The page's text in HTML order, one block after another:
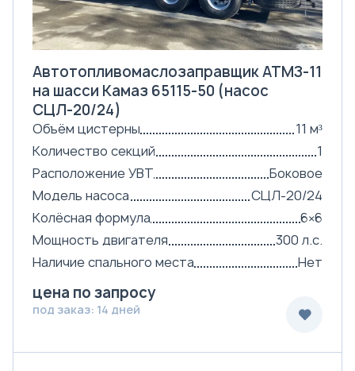
Автотопливомаслозаправщик АТМЗ-11
на шасси Камаз 65115-50 (насос
СЦЛ-20/24)
Объём цистерны
11 м³
Количество секций
1
Расположение УВТ
Боковое
Модель насоса
СЦЛ-20/24
Колёсная формула
6×6
Мощность двигателя
300 л.с.
Наличие спального места
Нет
цена по запросу
под заказ: 14 дней